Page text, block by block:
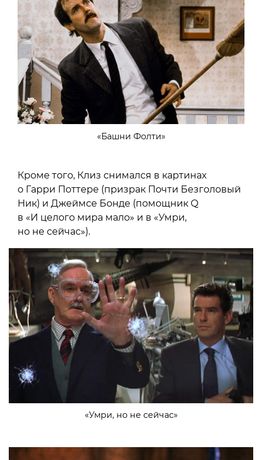
«Башни Фолти»
Кроме того, Клиз снимался в картинах
о Гарри Поттере (призрак Почти Безголовый
Ник) и Джеймсе Бонде (помощник Q
в «И целого мира мало» и в «Умри,
но не сейчас»).
«Умри, но не сейчас»